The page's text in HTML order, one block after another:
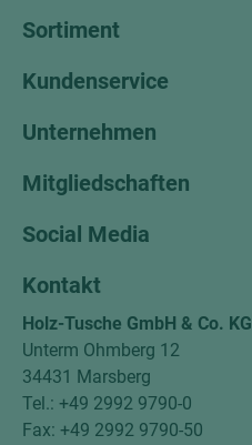
Sortiment
Kundenservice
Unternehmen
Mitgliedschaften
Social Media
Kontakt
Holz-Tusche GmbH & Co. KG
Unterm Ohmberg 12
34431 Marsberg
Tel.: +49 2992 9790-0
Fax: +49 2992 9790-50